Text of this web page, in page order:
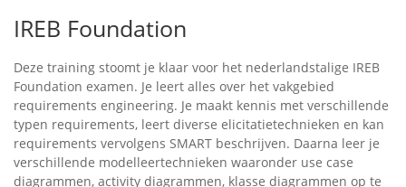
IREB Foundation
Deze training stoomt je klaar voor het nederlandstalige IREB
Foundation examen. Je leert alles over het vakgebied
requirements engineering. Je maakt kennis met verschillende
typen requirements, leert diverse elicitatietechnieken en kan
requirements vervolgens SMART beschrijven. Daarna leer je
verschillende modelleertechnieken waaronder use case
diagrammen, activity diagrammen, klasse diagrammen op te